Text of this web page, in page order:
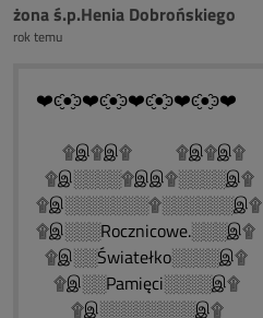
żona ś.p.Henia Dobrońskiego
rok temu
❤️ͼ̮̑●̮̑ͽ❤️ͼ̮̑●̮̑ͽ❤️ͼ̮̑●̮̑ͽ❤️ͼ̮̑●̮̑ͽ❤️
۩இ۩இ۩ ۩இ۩இ۩
۩இ░░░░۩இஇ۩░░░░இ۩
۩இ░░░░░░░۩░░░░░░இ۩
۩இ░░░Rocznicowe.░░░இ۩
۩இ░░Światełko░░░░இ۩
۩இ░░Pamięci░░░░இ۩
۩இ░░░░░░░░இ۩